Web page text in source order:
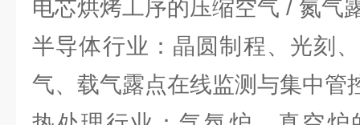
电芯烘烤工序的压缩空气 / 氮气
半导体行业：晶圆制程、光刻
气、载气露点在线监测与集中管